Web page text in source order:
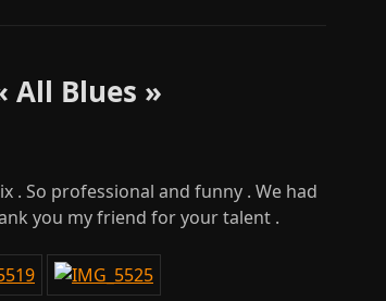
All Blues »
. So professional and funny . We had
you my friend for your talent .